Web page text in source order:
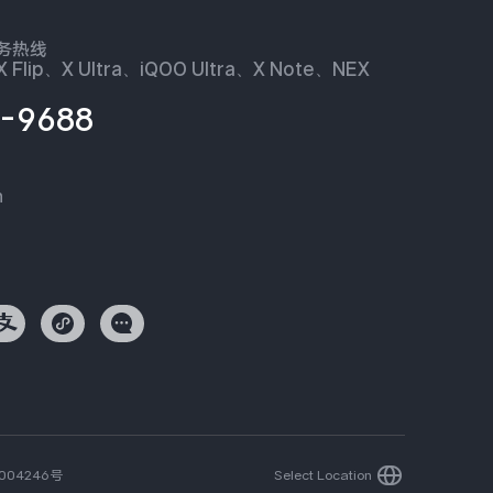
热线
Flip、X Ultra、iQOO Ultra、X Note、NEX
9688
号 Select Location